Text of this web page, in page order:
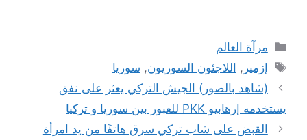
التصنيفات
مرآة العالم
الوسوم
إزمير , اللاجئون السوريون, سوريا
(شاهد بالصور) الجيش التركي يعثر على نفق
يستخدمه إرهابيو PKK للعبور بين سوريا و تركيا
القبض على شاب تركي سرق هاتفًا من يد امرأة